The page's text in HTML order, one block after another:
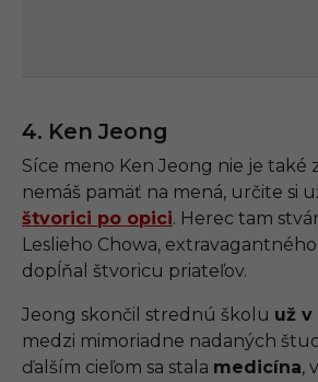
4. Ken Jeong
Síce meno Ken Jeong nie je také
nemáš pamäť na mená, určite si
štvorici po opici. Herec tam
Leslieho Chowa,
dopĺňal štvoricu priateľov.
Jeong skončil strednú školu už v
medzi mimoriadne nadaných
ďalším cieľom sa stala medicína,